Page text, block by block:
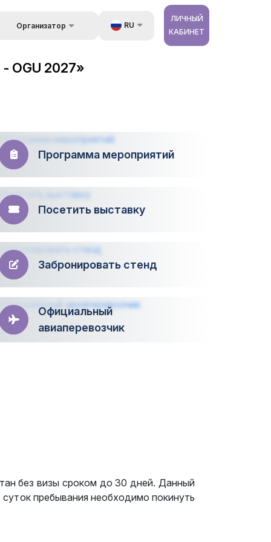
Организатор
Kонтакты
RU
ЛИЧНЫЙ
КАБИНЕТ
OGU 2027»
Программа мероприятий
Посетить выставку
Забронировать стенд
Официальный
авиаперевозчик
без визы сроком до 30 дней. Данный
пребывания необходимо покинуть